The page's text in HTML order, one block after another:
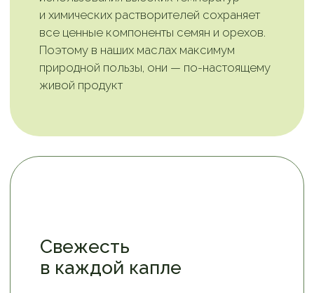
Они не только радуют вашего
внутреннего гурмана, но и стимулируют
пищеварение, делая ваши блюда более
полезными и аппетитными
Мы тщательно отбираем сырье
и сотрудничаем только с проверенными
годами партнерами. Регулярно проводим
контроль, чтобы гарантировать чистоту